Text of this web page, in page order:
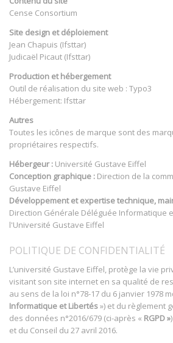
Cense Consortium
Site design et déploiement
Jean Chapuis (Ifsttar)
Judicaël Picaut (Ifsttar)
Production et hébergement
Outil de réalisation du site web : Typo3
Hébergement: Ifsttar
Autres
Toutes les icônes de marque sont des
propriétaires respectifs.
Hébergeur : Université Gustave Eiffel
Conception graphique : Direction de la
Gustave Eiffel
Développement et expertise technique,
Direction Générale Déléguée Informatique
l'Université Gustave Eiffel
POLITIQUE DE CONFIDENTIALITÉ
L’université Gustave Eiffel, protège la vie
visitant son site internet en sa qualité de
au sens de la loi n°78-17 du 6 janvier 1978
Informatique et Libertés») et du règlement
des données n°2016/679 (ci-après « RGPD »
et du Conseil du 27 avril 2016.